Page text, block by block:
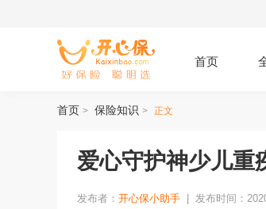
首页
首页 > 保险知识 > 正文
爱心守护神少儿重
发布者： 开心保小助手 发布时间：